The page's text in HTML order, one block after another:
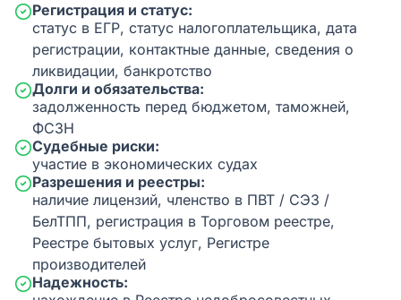
Регистрация и статус:
статус в ЕГР, статус налогоплательщика, дата
регистрации, контактные данные, сведения о
ликвидации, банкротство
Долги и обязательства:
задолженность перед бюджетом, таможней,
ФСЗН
Судебные риски:
участие в экономических судах
Разрешения и реестры:
наличие лицензий, членство в ПВТ / СЭЗ /
БелТПП, регистрация в Торговом реестре,
Реестре бытовых услуг, Регистре
производителей
Надежность: